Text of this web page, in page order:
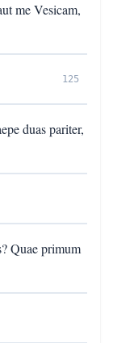
me Vesicam,
125
duas pariter,
Quae primum